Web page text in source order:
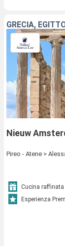
GRECIA,
Nieuw
Pireo - Atene >
Cucina raffinata
Esperienza